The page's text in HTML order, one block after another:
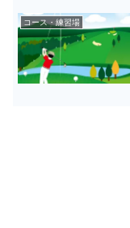
コース・練習場